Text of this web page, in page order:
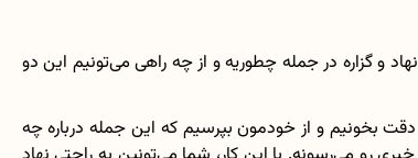
و گزاره در جمله چطوریه و از چه راهی می‌تونیم این دو
بخونیم و از خودمون بپرسیم که این جمله درباره چه